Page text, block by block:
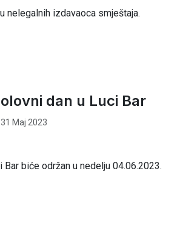
nelegalnih izdavaoca smještaja.
dan u Luci Bar
31 Maj 2023
Bar biće održan u nedelju 04.06.2023.